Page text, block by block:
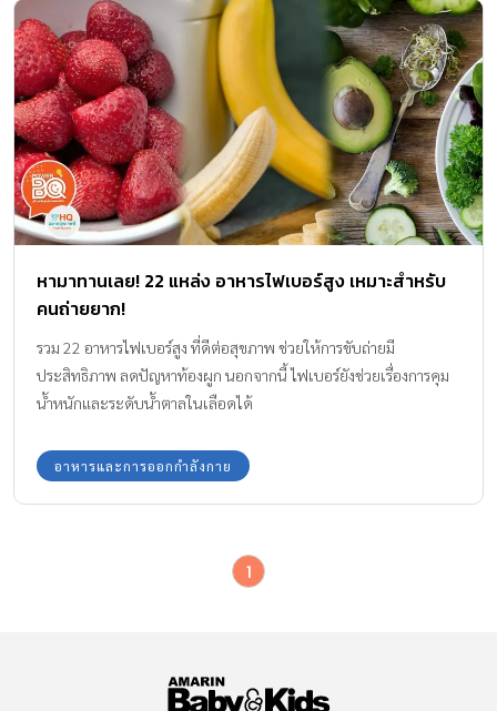
หามาทานเลย! 22 แหล่ง อาหารไฟเบอร์สูง เหมาะสำหรับ
คนถ่ายยาก!
รวม 22 อาหารไฟเบอร์สูง ที่ดีต่อสุขภาพ ช่วยให้การขับถ่ายมี
ประสิทธิภาพ ลดปัญหาท้องผูก นอกจากนี้ ไฟเบอร์ยังช่วยเรื่องการคุม
น้ำหนักและระดับน้ำตาลในเลือดได้
อาหารและการออกกำลังกาย
1